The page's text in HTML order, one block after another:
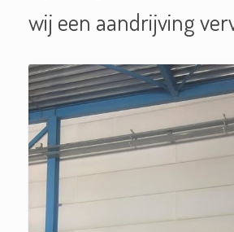
wij een aandrijving